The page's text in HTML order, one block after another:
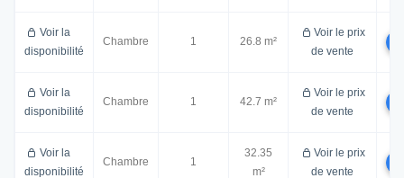
Voir la
disponibilité
Chambre 1 26.8 m²
Voir le prix
de vente
Voir la
disponibilité
Chambre 1 42.7 m²
Voir le prix
de vente
Voir la
disponibilité
Chambre 1
32.35
m²
Voir le prix
de vente